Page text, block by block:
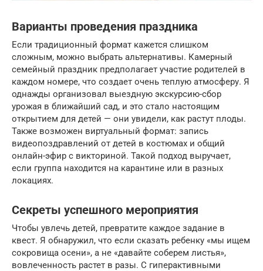
Варианты проведения праздника
Если традиционный формат кажется слишком
сложным, можно выбрать альтернативы. Камерный
семейный праздник предполагает участие родителей в
каждом номере, что создает очень теплую атмосферу. Я
однажды организовал выездную экскурсию-сбор
урожая в ближайший сад, и это стало настоящим
открытием для детей — они увидели, как растут плоды.
Также возможен виртуальный формат: запись
видеопоздравлений от детей в костюмах и общий
онлайн-эфир с викториной. Такой подход выручает,
если группа находится на карантине или в разных
локациях.
Секреты успешного мероприятия
Чтобы увлечь детей, превратите каждое задание в
квест. Я обнаружил, что если сказать ребенку «мы ищем
сокровища осени», а не «давайте соберем листья»,
вовлеченность растет в разы. С гиперактивными